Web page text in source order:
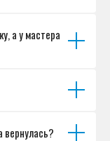
а у мастера
вернулась?